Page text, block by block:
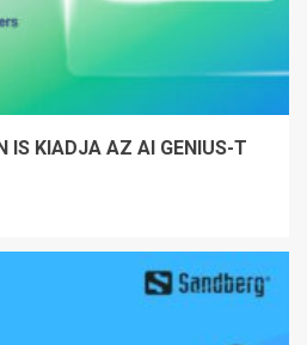
IS KIADJA AZ AI GENIUS-T